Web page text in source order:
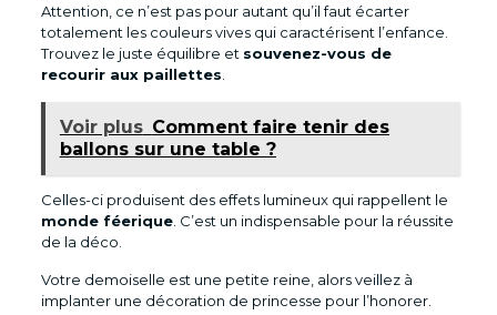
Attention, ce n’est pas pour autant qu’il faut écarter
totalement les couleurs vives qui caractérisent l’enfance.
Trouvez le juste équilibre et souvenez-vous de
recourir aux paillettes
Voir plus Comment faire tenir des
ballons sur une table ?
Celles-ci produisent des effets lumineux qui rappellent le
monde féerique. C’est un indispensable pour la réussite
de la déco.
Votre demoiselle est une petite reine, alors veillez à
implanter une décoration de princesse pour l’honorer.